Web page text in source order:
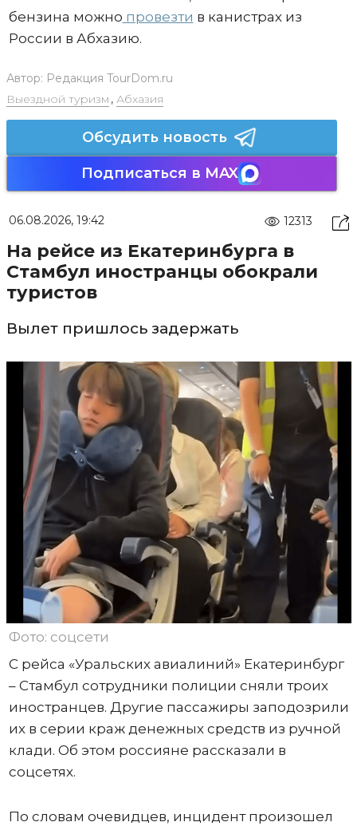
бензина можно провезти в канистрах из
России в Абхазию.
Автор: Редакция TourDom.ru
Выездной туризм , Абхазия
Обсудить новость
Подписаться в MAX
06.08.2026, 19:42 12313
На рейсе из Екатеринбурга в
Стамбул иностранцы обокрали
туристов
Вылет пришлось задержать
Фото: соцсети
С рейса «Уральских авиалиний» Екатеринбург
– Стамбул сотрудники полиции сняли троих
иностранцев. Другие пассажиры заподозрили
их в серии краж денежных средств из ручной
клади. Об этом россияне рассказали в
соцсетях.
По словам очевидцев, инцидент произошел